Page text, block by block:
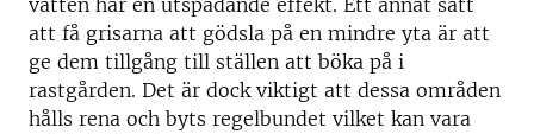
vatten har en utspädande effekt. Ett annat sätt
att få grisarna att gödsla på en mindre yta är att
ge dem tillgång till ställen att böka på i
rastgården. Det är dock viktigt att dessa områden
hålls rena och byts regelbundet vilket kan vara